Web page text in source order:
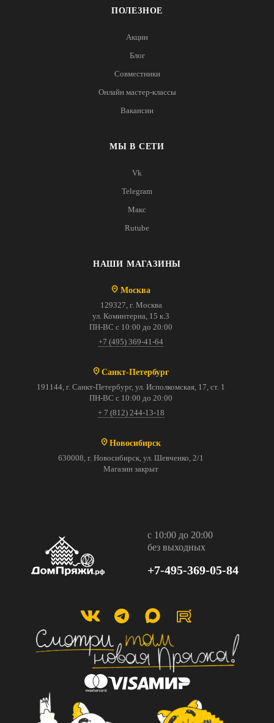
ПОЛЕЗНОЕ
Акции
Блог
Совместники
Онлайн мастер-классы
Вакансии
МЫ В СЕТИ
Vk
Telegram
Макс
Rutube
НАШИ МАГАЗИНЫ
Москва
129327, г. Москва
ул. Коминтерна, 15 к.3
ПН-ВС с 10:00 до 20:00
+7 (495) 369-41-64
Санкт-Петербург
191144, г. Санкт-Петербург, ул. Исполкомская, 17, ст. 1
ПН-ВС с 10:00 до 20:00
+ 7 (812) 244-13-18
Новосибирск
630008, г. Новосибирск, ул. Шевченко, 2/1
Магазин закрыт
с 10:00 до 20:00
без выходных
+7-495-369-05-84